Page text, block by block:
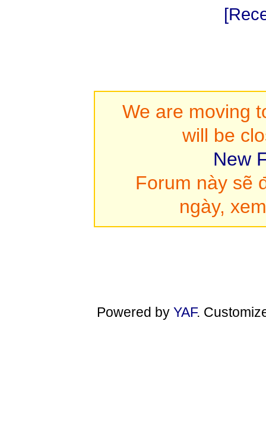
We are moving
will be
New
Forum này sẽ
ngày,
Powered by YAF.